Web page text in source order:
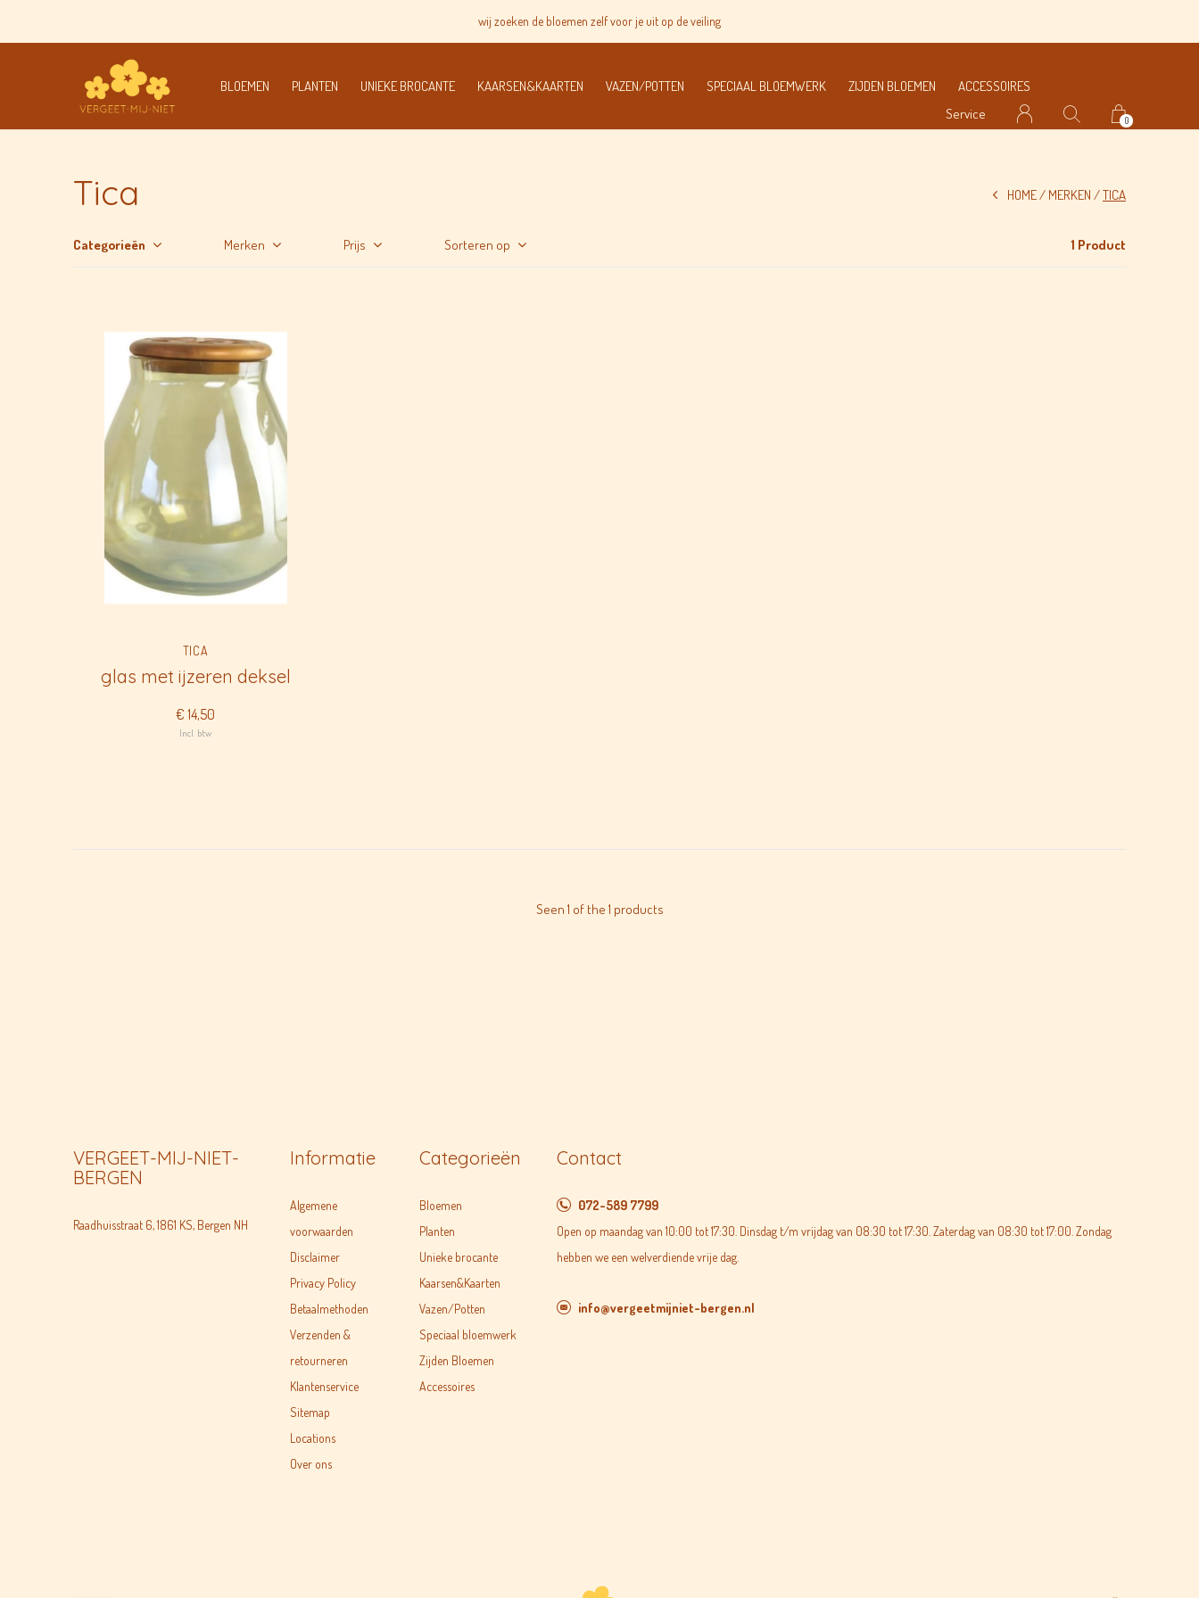
BLOEMEN PLANTEN UNIEKE BROCANTE KAARSEN&KAARTEN VAZEN/POTTEN SPECIAAL BLOEMWERK ZIJDEN BLOEMEN
ACCESSOIRES
Service
0
wij zoeken de bloemen zelf voor je uit op de veiling
Tica HOME MERKEN TICA
Categorieën Merken Prijs Sorteren op 1 Product
TICA
glas met ijzeren deksel
€ 14,50
Incl. btw
Seen 1 of the 1 products
VERGEET-MIJ-NIET-
BERGEN
Raadhuisstraat 6, 1861 KS, Bergen NH
Informatie
Algemene
voorwaarden
Disclaimer
Privacy Policy
Betaalmethoden
Verzenden &
retourneren
Klantenservice
Sitemap
Locations
Over ons
Categorieën
Bloemen
Planten
Unieke brocante
Kaarsen&Kaarten
Vazen/Potten
Speciaal bloemwerk
Zijden Bloemen
Accessoires
Contact
072-589 7799
Open op maandag van 10:00 tot 17:30. Dinsdag t/m vrijdag van 08:30 tot 17:30. Zaterdag van 08:30 tot 17:00. Zondag
hebben we een welverdiende vrije dag.
info@vergeetmijniet-bergen.nl